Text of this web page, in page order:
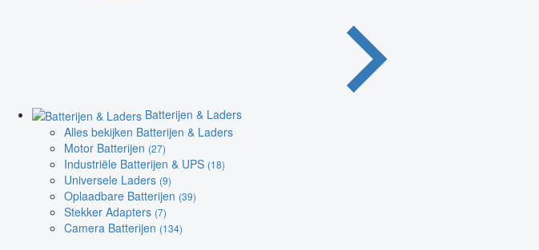
Batterijen & Laders
Alles bekijken Batterijen & Laders
Motor Batterijen (27)
Industriële Batterijen & UPS (18)
Universele Laders (9)
Oplaadbare Batterijen (39)
Stekker Adapters (7)
Camera Batterijen (134)